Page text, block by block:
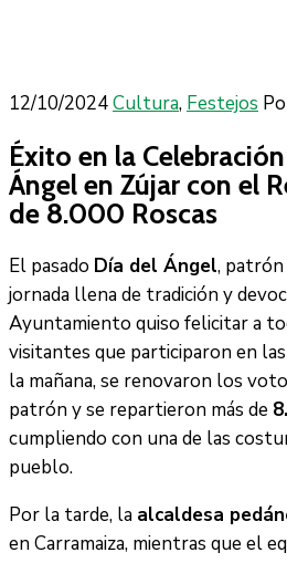
12/10/2024Cultura‚ Festejos
Éxito en la
Ángel en Zújar con el
de 8.000 Roscas
El pasado Día del Ángel, patrón
jornada llena de tradición y
Ayuntamiento quiso felicitar a
visitantes que participaron en
la mañana, se renovaron los
patrón y se repartieron más de
cumpliendo con una de las
pueblo.
Por la tarde, la alcaldesa
en Carramaiza, mientras que el